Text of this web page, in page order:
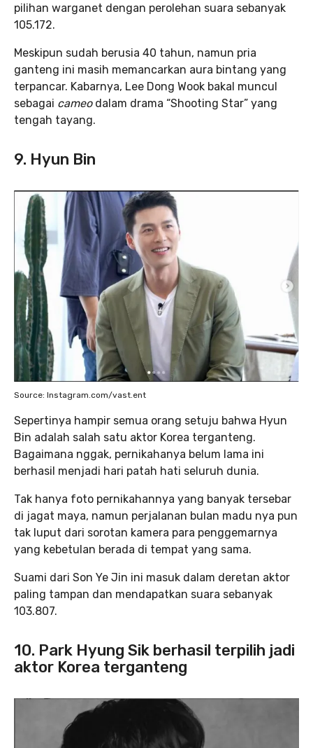
pilihan warganet dengan perolehan suara sebanyak
105.172.
Meskipun sudah berusia 40 tahun, namun pria
ganteng ini masih memancarkan aura bintang yang
terpancar. Kabarnya, Lee Dong Wook bakal muncul
sebagai cameo dalam drama “Shooting Star” yang
tengah tayang.
9. Hyun Bin
Source: Instagram.com/vast.ent
Sepertinya hampir semua orang setuju bahwa Hyun
Bin adalah salah satu aktor Korea terganteng.
Bagaimana nggak, pernikahanya belum lama ini
berhasil menjadi hari patah hati seluruh dunia.
Tak hanya foto pernikahannya yang banyak tersebar
di jagat maya, namun perjalanan bulan madu nya pun
tak luput dari sorotan kamera para penggemarnya
yang kebetulan berada di tempat yang sama.
Suami dari Son Ye Jin ini masuk dalam deretan aktor
paling tampan dan mendapatkan suara sebanyak
103.807.
10. Park Hyung Sik berhasil terpilih jadi
aktor Korea terganteng